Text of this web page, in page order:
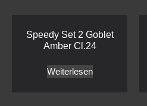
Speedy Set 2 Goblet
Amber Cl.24
Weiterlesen